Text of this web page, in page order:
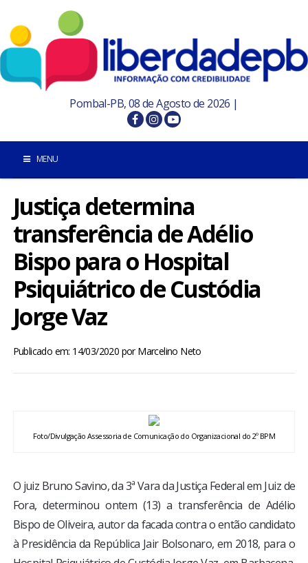
Pombal-PB, 08 de Agosto de 2026 |
MENU
INÍCIO
POMBAL E REGIÃO
PARAÍBA
BRASIL
MUNDO
ENTRETENIMENTO
TV LPB
FOTOS
Justiça determina
transferência de Adélio
Bispo para o Hospital
Psiquiátrico de Custódia
Jorge Vaz
Publicado em: 14/03/2020 porMarcelino Neto
Foto/Divulgação Assessoria de Comunicação do Organizacional do 2º BPM
O juiz Bruno Savino, da 3ª Vara da Justiça Federal em Juiz de
Fora, determinou ontem (13) a transferência de Adélio
Bispo de Oliveira, autor da facada contra o então candidato
à Presidência da República Jair Bolsonaro, em 2018, para o